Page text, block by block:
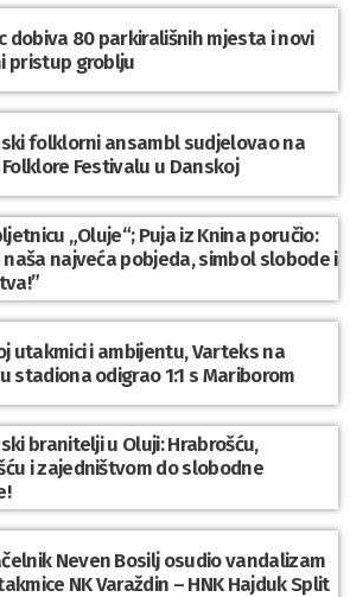
dobiva 80 parkirališnih mjesta i novi
pristup groblju
folklorni ansambl sudjelovao na
Festivalu u Danskoj
„Oluje“; Puja iz Knina poručio:
naša najveća pobjeda, simbol slobode i
utakmici i ambijentu, Varteks na
stadiona odigrao 1:1 s Mariborom
branitelji u Oluji: Hrabrošću,
i zajedništvom do slobodne
Neven Bosilj osudio vandalizam
NK Varaždin – HNK Hajduk Split